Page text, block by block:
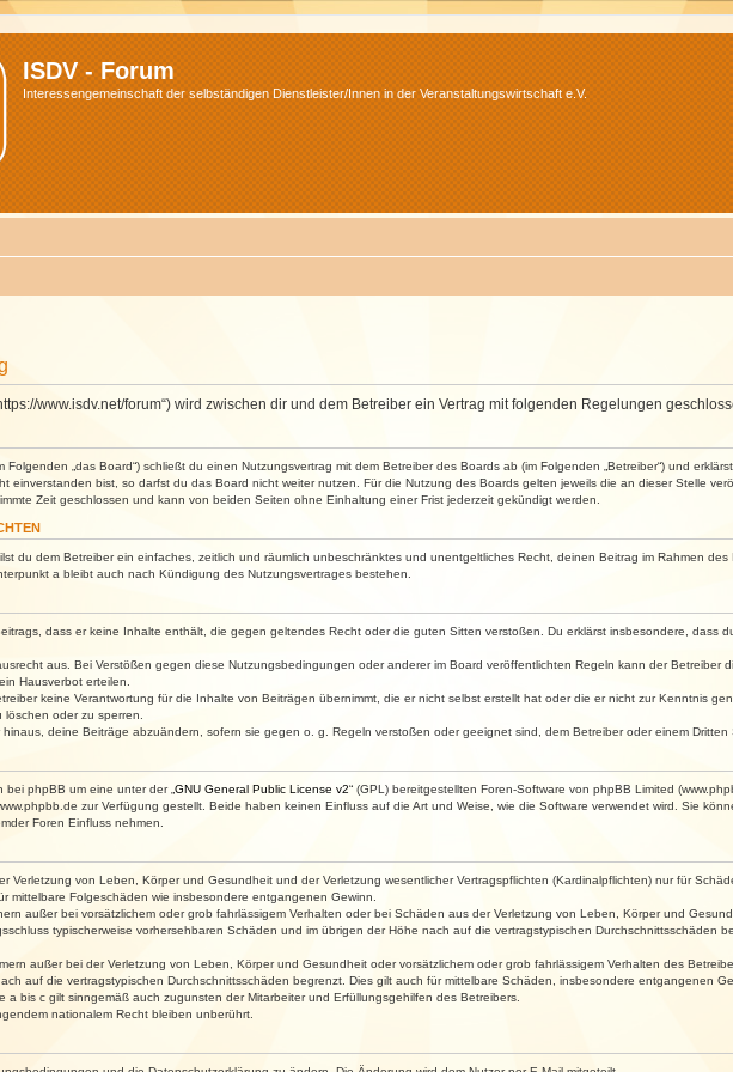
ISDV - Forum
Interessengemeinschaft der selbständigen Dienstleister/Innen in der Veranstaltungswirtschaft e.V.
www.isdv.net/forum“) wird zwischen dir und dem Betreiber ein Vertrag mit folgenden Regelungen
Folgenden „das Board“) schließt du einen Nutzungsvertrag mit dem Betreiber des Boards ab (im Folgenden „Betreiber“) und
einverstanden bist, so darfst du das Board nicht weiter nutzen. Für die Nutzung des Boards gelten jeweils die an dieser Stelle
Zeit geschlossen und kann von beiden Seiten ohne Einhaltung einer Frist jederzeit gekündigt werden.
du dem Betreiber ein einfaches, zeitlich und räumlich unbeschränktes und unentgeltliches Recht, deinen Beitrag im Rahmen des
a bleibt auch nach Kündigung des Nutzungsvertrages bestehen.
dass er keine Inhalte enthält, die gegen geltendes Recht oder die guten Sitten verstoßen. Du erklärst insbesondere, dass
aus. Bei Verstößen gegen diese Nutzungsbedingungen oder anderer im Board veröffentlichten Regeln kann der Betreiber
Hausverbot erteilen.
keine Verantwortung für die Inhalte von Beiträgen übernimmt, die er nicht selbst erstellt hat oder die er nicht zur Kenntnis
oder zu sperren.
deine Beiträge abzuändern, sofern sie gegen o. g. Regeln verstoßen oder geeignet sind, dem Betreiber oder einem Dritten
phpBB um eine unter der „ GNU General Public License v2“ (GPL) bereitgestellten Foren-Software von phpBB Limited
zur Verfügung gestellt. Beide haben keinen Einfluss auf die Art und Weise, wie die Software verwendet wird. Sie
Foren Einfluss nehmen.
Verletzung von Leben, Körper und Gesundheit und der Verletzung wesentlicher Vertragspflichten (Kardinalpflichten) nur für
mittelbare Folgeschäden wie insbesondere entgangenen Gewinn.
außer bei vorsätzlichem oder grob fahrlässigem Verhalten oder bei Schäden aus der Verletzung von Leben, Körper und
typischerweise vorhersehbaren Schäden und im übrigen der Höhe nach auf die vertragstypischen Durchschnittsschäden
außer bei der Verletzung von Leben, Körper und Gesundheit oder vorsätzlichem oder grob fahrlässigem Verhalten des
auf die vertragstypischen Durchschnittsschäden begrenzt. Dies gilt auch für mittelbare Schäden, insbesondere entgangenen
a bis c gilt sinngemäß auch zugunsten der Mitarbeiter und Erfüllungsgehilfen des Betreibers.
nationalem Recht bleiben unberührt.